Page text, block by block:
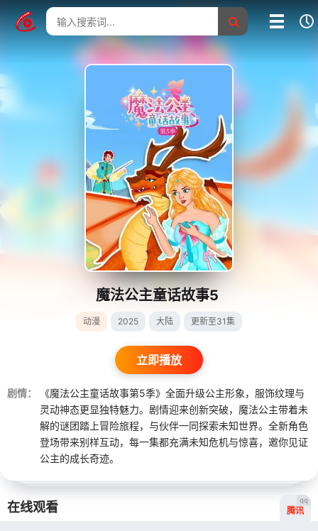
魔法公主童话故事5
动漫 2025 大陆 更新至31集
立即播放
剧情：
《魔法公主童话故事第5季》全面升级公主形象，服饰纹理与
灵动神态更显独特魅力。剧情迎来创新突破，魔法公主带着未
解的谜团踏上冒险旅程，与伙伴一同探索未知世界。全新角色
登场带来别样互动，每一集都充满未知危机与惊喜，邀你见证
公主的成长奇迹。
在线观看 腾讯
qq